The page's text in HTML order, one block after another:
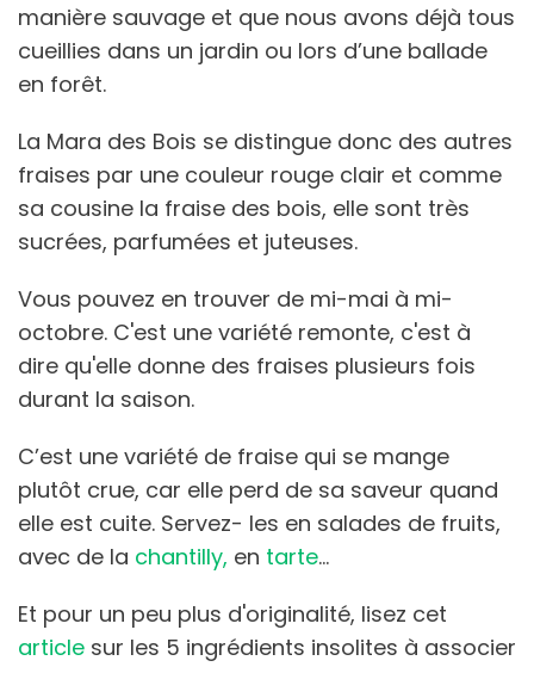
manière sauvage et que nous avons déjà tous
cueillies dans un jardin ou lors d’une ballade
en forêt.
La Mara des Bois se distingue donc des autres
fraises par une couleur rouge clair et comme
sa cousine la fraise des bois, elle sont très
sucrées, parfumées et juteuses.
Vous pouvez en trouver de mi-mai à mi-
octobre. C'est une variété remonte, c'est à
dire qu'elle donne des fraises plusieurs fois
durant la saison.
C’est une variété de fraise qui se mange
plutôt crue, car elle perd de sa saveur quand
elle est cuite. Servez- les en salades de fruits,
avec de la chantilly, en tarte…
Et pour un peu plus d'originalité, lisez cet
article sur les 5 ingrédients insolites à associer